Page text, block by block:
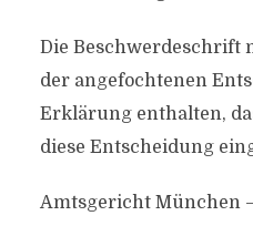
Die Beschwerdeschrift
der angefochtenen
Erklärung enthalten,
diese Entscheidung
Amtsgericht München